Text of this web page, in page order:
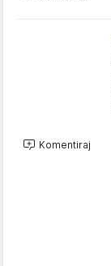
Komentiraj